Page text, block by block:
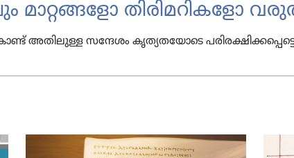
തിരി​മ​റി​ക​ളോ
സന്ദേശം കൃത്യ​ത​യോ​ടെ